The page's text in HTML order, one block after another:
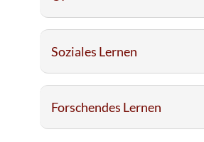
Soziales Lernen
Forschendes Lernen